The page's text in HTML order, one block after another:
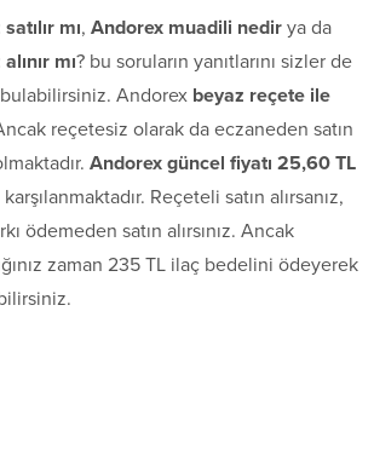
mı, Andorex muadili nedir ya da
mı? bu soruların yanıtlarını sizler de
Andorex beyaz reçete ile
reçetesiz olarak da eczaneden satın
Andorex güncel fiyatı 25,60 TL
Reçeteli satın alırsanız,
ödemeden satın alırsınız. Ancak
zaman 235 TL ilaç bedelini ödeyerek